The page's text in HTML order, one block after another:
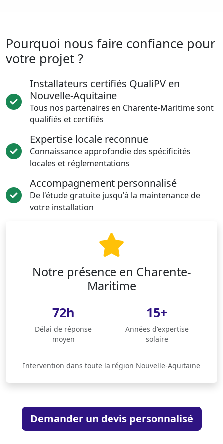
Pourquoi nous faire confiance pour
votre projet ?
Installateurs certifiés QualiPV en
Nouvelle-Aquitaine
Tous nos partenaires en Charente-Maritime sont
qualifiés et certifiés
Expertise locale reconnue
Connaissance approfondie des spécificités
locales et réglementations
Accompagnement personnalisé
De l'étude gratuite jusqu'à la maintenance de
votre installation
Notre présence en Charente-
Maritime
72h
Délai de réponse
moyen
15+
Années d'expertise
solaire
Intervention dans toute la région Nouvelle-Aquitaine
Demander un devis personnalisé